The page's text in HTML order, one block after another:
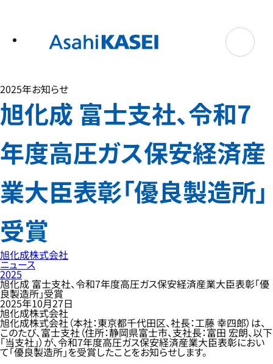
2025年お知らせ
旭化成 富士支社、令和7
年度高圧ガス保安経済産
業大臣表彰「優良製造所」
受賞
旭化成株式会社
ニュース
2025
旭化成 富士支社、令和7年度高圧ガス保安経済産業大臣表彰「優
良製造所」受賞
2025年10月27日
旭化成株式会社
旭化成株式会社（本社：東京都千代田区、社長：工藤 幸四郎）は、
このたび、富士支社（住所：静岡県富士市、支社長：富田 宏朗、以下
「当支社」）が、令和7年度高圧ガス保安経済産業大臣表彰におい
て「優良製造所」を受賞したことをお知らせします。